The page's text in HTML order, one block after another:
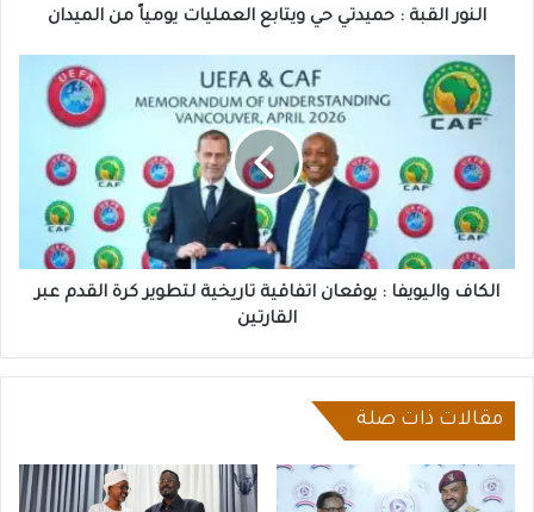
الميدانالنور القبة : حميدتي حي ويتابع العمليات يومياً من الميدان
الكاف
واليويفا
اتفاقية
تاريخية
لتطوير
القدم
الكاف واليويفا : يوقعان اتفاقية تاريخية لتطوير كرة القدم عبر
القارتين
مقالات ذات صلة